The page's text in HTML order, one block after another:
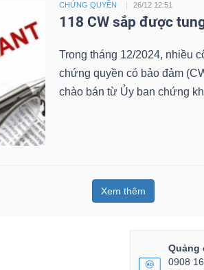
CHỨNG QUYỀN 26/12 12:51
118 CW sắp được
Trong tháng 12/2024, nhiều
chứng quyền có bảo đảm
chào bán từ Ủy ban chứng
Xem thêm
Quảng
0908